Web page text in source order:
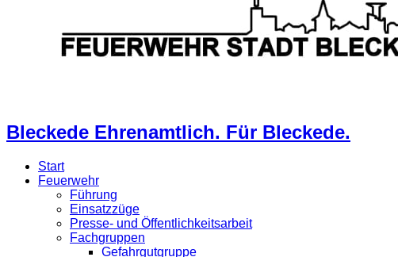
Bleckede Ehrenamtlich. Für Bleckede.
Start
Feuerwehr
Führung
Einsatzzüge
Presse- und Öffentlichkeitsarbeit
Fachgruppen
Gefahrgutgruppe